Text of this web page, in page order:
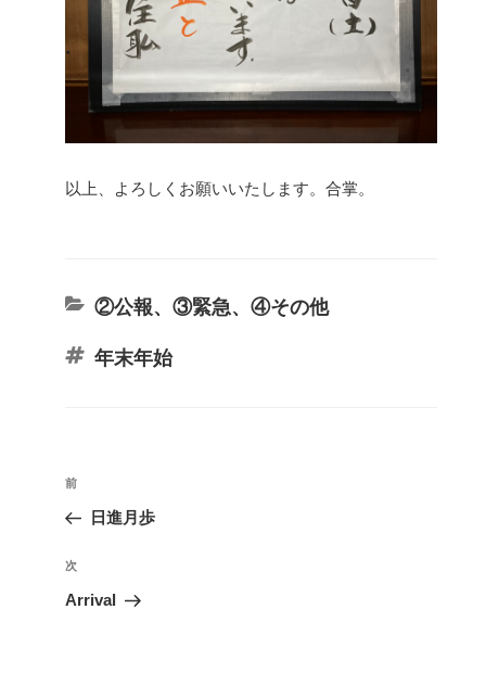
以上、よろしくお願いいたします。合掌。
カ
ゴ
②公報、 ③緊急、 ④その他
タ
年末年始
投
ナ
ビ
ゲ
前
の
稿
前
日進月歩
次
の
次
Arrival